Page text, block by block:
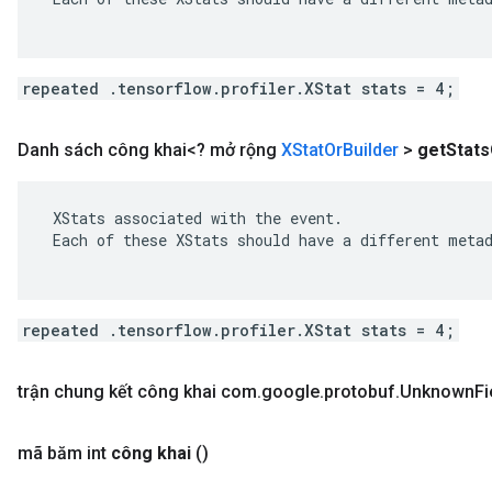
repeated .tensorflow.profiler.XStat stats = 4;
Danh sách công khai<? mở rộng XStatOrBuilder > getStats
XStats associated with the event.
Each of these XStats should have a different
repeated .tensorflow.profiler.XStat stats = 4;
trận chung kết công khai com.google.protobuf.Unknown
mã băm int công khai ()